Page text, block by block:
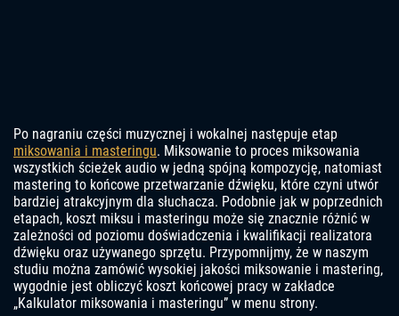
Po nagraniu części muzycznej i wokalnej następuje etap
miksowania i masteringu. Miksowanie to proces miksowania
wszystkich ścieżek audio w jedną spójną kompozycję, natomiast
mastering to końcowe przetwarzanie dźwięku, które czyni utwór
bardziej atrakcyjnym dla słuchacza. Podobnie jak w poprzednich
etapach, koszt miksu i masteringu może się znacznie różnić w
zależności od poziomu doświadczenia i kwalifikacji realizatora
dźwięku oraz używanego sprzętu. Przypomnijmy, że w naszym
studiu można zamówić wysokiej jakości miksowanie i mastering,
wygodnie jest obliczyć koszt końcowej pracy w zakładce
„Kalkulator miksowania i masteringu” w menu strony.